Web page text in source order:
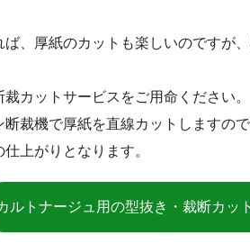
、厚紙のカットも楽しいのですが
カットサービスをご用命ください。
裁機で厚紙を直線カットしますの
上がりとなります。
ルトナージュ用の型抜き・裁断カッ